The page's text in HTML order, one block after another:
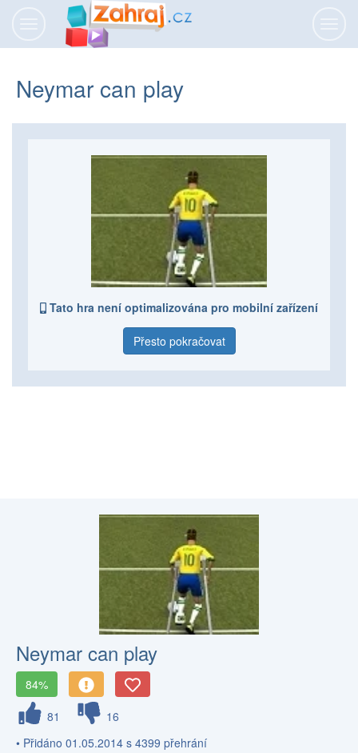
Neymar can play
Tato hra není optimalizována pro mobilní zařízení
Přesto pokračovat
Neymar can play
84%
81
16
• Přidáno 01.05.2014 s 4399 přehrání